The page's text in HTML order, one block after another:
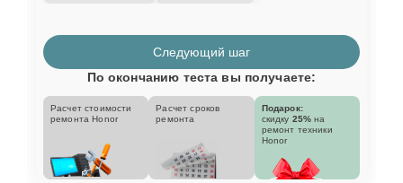
Следующий шаг
По окончанию теста вы получаете:
Расчет стоимости
ремонта Honor
Расчет сроков
ремонта
Подарок:
скидку 25% на
ремонт техники
Honor